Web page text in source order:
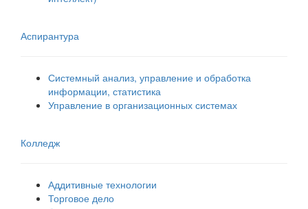
Аспирантура
Системный анализ, управление и обработка
информации, статистика
Управление в организационных системах
Колледж
Аддитивные технологии
Торговое дело